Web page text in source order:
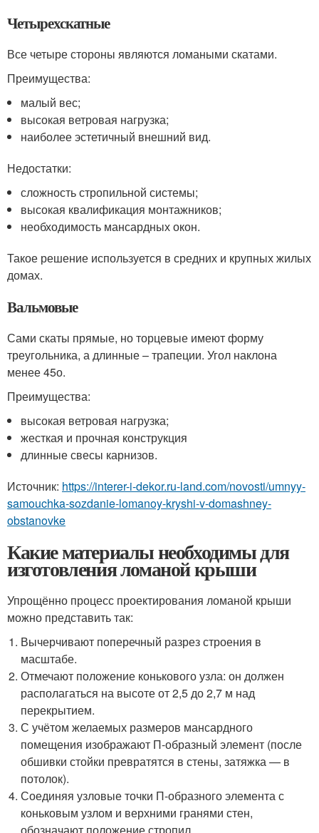
Четырехскатные
Все четыре стороны являются ломаными скатами.
Преимущества:
малый вес;
высокая ветровая нагрузка;
наиболее эстетичный внешний вид.
Недостатки:
сложность стропильной системы;
высокая квалификация монтажников;
необходимость мансардных окон.
Такое решение используется в средних и крупных жилых
домах.
Вальмовые
Сами скаты прямые, но торцевые имеют форму
треугольника, а длинные – трапеции. Угол наклона
менее 45о.
Преимущества:
высокая ветровая нагрузка;
жесткая и прочная конструкция
длинные свесы карнизов.
Источник: https://interer-i-dekor.ru-land.com/novosti/umnyy-
samouchka-sozdanie-lomanoy-kryshi-v-domashney-
obstanovke
Какие материалы необходимы для
изготовления ломаной крыши
Упрощённо процесс проектирования ломаной крыши
можно представить так:
Вычерчивают поперечный разрез строения в
масштабе.
Отмечают положение конькового узла: он должен
располагаться на высоте от 2,5 до 2,7 м над
перекрытием.
С учётом желаемых размеров мансардного
помещения изображают П-образный элемент (после
обшивки стойки превратятся в стены, затяжка — в
потолок).
Соединяя узловые точки П-образного элемента с
коньковым узлом и верхними гранями стен,